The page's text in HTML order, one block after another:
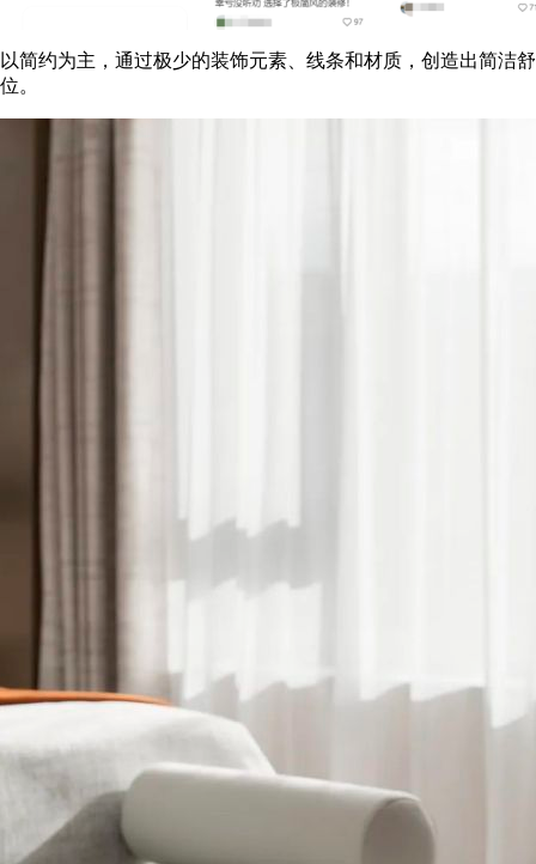
以简约为主，通过极少的装饰元素、线条和材质，创造出简洁
位。